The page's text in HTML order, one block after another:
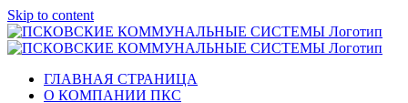
Skip to content
ГЛАВНАЯ СТРАНИЦА
О КОМПАНИИ ПКС